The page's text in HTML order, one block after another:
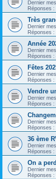
Dernier
Réponses :
Très
Dernier
Réponses :
Année
Dernier
Réponses :
Fêtes
Dernier
Réponses :
Vendre
Dernier
Réponses :
Dernier
Réponses :
36 ème
Dernier
Réponses :
On a
Dernier
Réponses :